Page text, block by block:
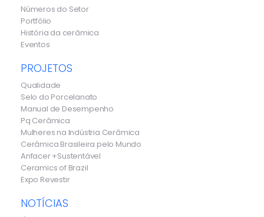
Números do Setor
Portfólio
História da cerâmica
Eventos
PROJETOS
Qualidade
Selo do Porcelanato
Manual de Desempenho
Pq Cerâmica
Mulheres na Indústria Cerâmica
Cerâmica Brasileira pelo Mundo
Anfacer +Sustentável
Ceramics of Brazil
Expo Revestir
NOTÍCIAS